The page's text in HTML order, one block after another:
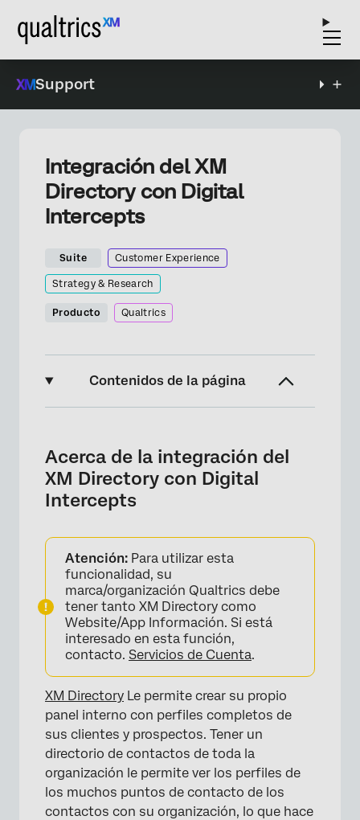
Support
Integración del XM
Directory con Digital
Intercepts
Suite Customer Experience
Strategy & Research
Producto Qualtrics
Contenidos de la página
Configuración de la integración
Vinculando la experiencia Digital con el XM
Configuración de reglas de frecuencia de
Contacto para intercepciones
Configuración de segmentos para la
segmentación Intercept
Prueba de la integración del XM Directory
con Website Intercepts
Análisis de la experiencia digital y XM
Consejos para la solución de problemas
Acerca de la integración del
XM Directory con Digital
Intercepts
Atención: Para utilizar esta
funcionalidad, su
marca/organización Qualtrics debe
tener tanto XM Directory como
Website/App Información. Si está
interesado en esta función,
contacto. Servicios de Cuenta.
XM Directory Le permite crear su propio
panel interno con perfiles completos de
sus clientes y prospectos. Tener un
directorio de contactos de toda la
organización le permite ver los perfiles de
los muchos puntos de contacto de los
contactos con su organización, lo que hace